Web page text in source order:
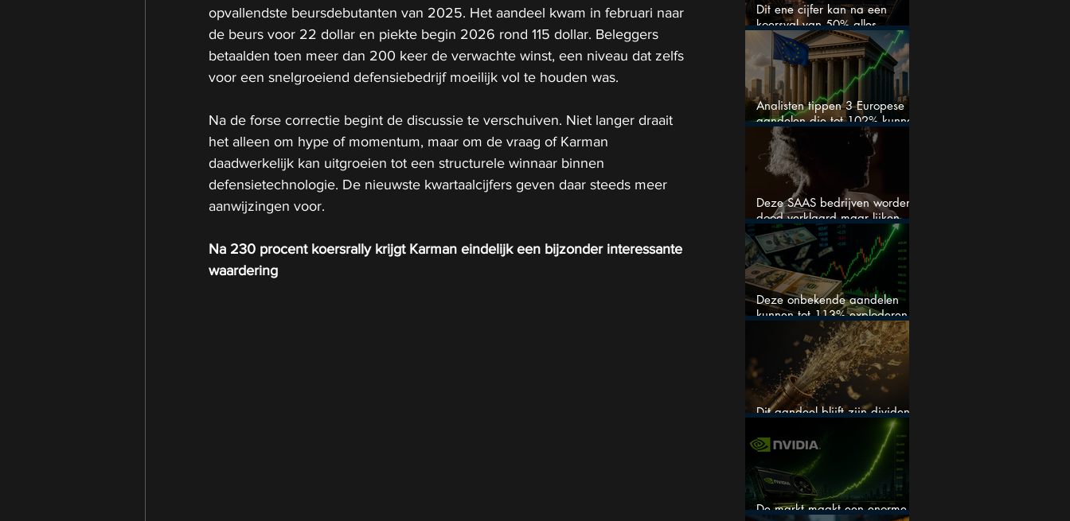
opvallendste beursdebutanten van 2025. Het aandeel kwam in februari naar
de beurs voor 22 dollar en piekte begin 2026 rond 115 dollar. Beleggers
betaalden toen meer dan 200 keer de verwachte winst, een niveau dat zelfs
voor een snelgroeiend defensiebedrijf moeilijk vol te houden was.
Na de forse correctie begint de discussie te verschuiven. Niet langer draait
het alleen om hype of momentum, maar om de vraag of Karman
daadwerkelijk kan uitgroeien tot een structurele winnaar binnen
defensietechnologie. De nieuwste kwartaalcijfers geven daar steeds meer
aanwijzingen voor.
Na 230 procent koersrally krijgt Karman eindelijk een bijzonder interessante
waardering
Dit ene cijfer kan na een
koersval van 50% alles
veranderen
Analisten tippen 3 Europese
aandelen die tot 102% kunnen
stijgen
Deze SAAS bedrijven worden
dood verklaard maar lijken
springlevend
Deze onbekende aandelen
kunnen tot 113% exploderen
(één springt eruit)
Dit aandeel blijft zijn dividend
verhogen, wat er ook gebeurt
De markt maakt een enorme